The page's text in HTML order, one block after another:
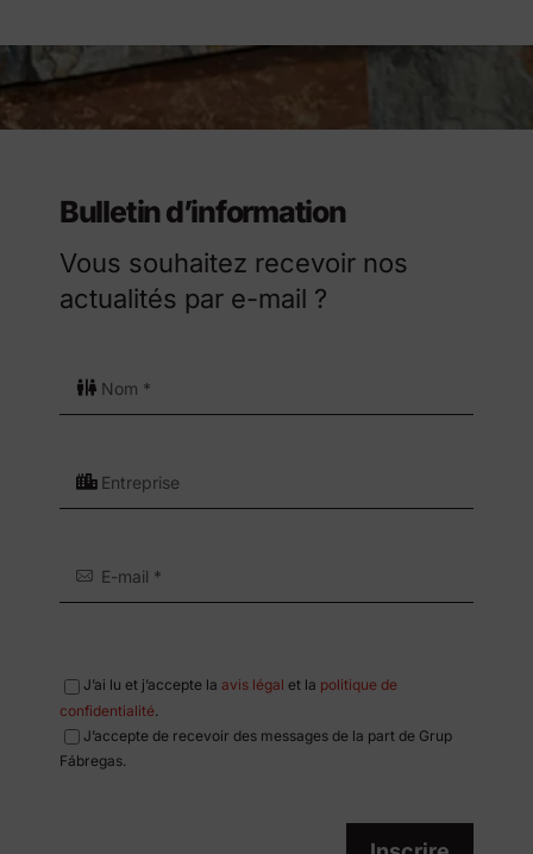
Bulletin d’information
Vous souhaitez recevoir nos
actualités par e-mail ?
J’ai lu et j’accepte la avis légal et la politique de
confidentialité.
J’accepte de recevoir des messages de la part de Grup
Fábregas.